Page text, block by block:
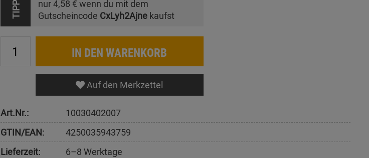
TIPP nur4,58 € wenn du mit dem
Gutscheincode CxLyh2Ajnekaufst
IN DEN WARENKORB
Auf den Merkzettel
Art.Nr.:
10030402007
GTIN/EAN:
4250035943759
Lieferzeit:
6–8 Werktage